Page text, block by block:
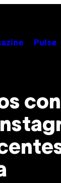
Pulse